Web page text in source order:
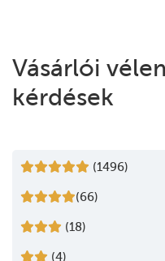
Vásárlói
kérdések
(1496)
(66)
(18)
(4)